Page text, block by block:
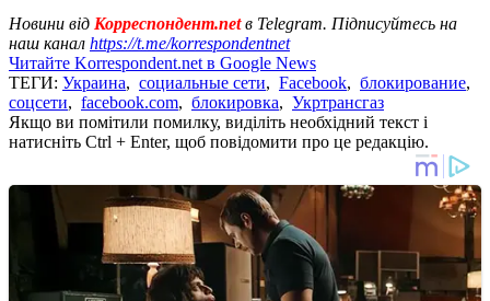
Новини від Корреспондент.netв Telegram. Підписуйтесь на
наш канал https://t.me/korrespondentnet
Читайте Korrespondent.net в Google News
ТЕГИ: Украина, социальные сети, Facebook, блокирование,
соцсети, facebook.com, блокировка, Укртрансгаз
Якщо ви помітили помилку, виділіть необхідний текст і
натисніть Ctrl + Enter, щоб повідомити про це редакцію.